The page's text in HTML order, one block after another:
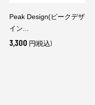
Peak Design(ピークデザ
イン...
3,300 円(税込)